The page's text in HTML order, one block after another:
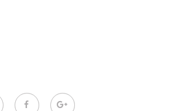
TWITTERFACEBOOKGOOGLE+